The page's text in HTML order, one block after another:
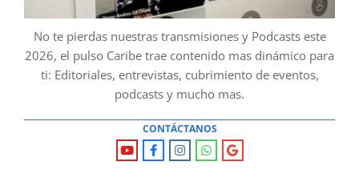
No te pierdas nuestras transmisiones y Podcasts este
2026, el pulso Caribe trae contenido mas dinámico para
ti: Editoriales, entrevistas, cubrimiento de eventos,
podcasts y mucho mas.
CONTÁCTANOS